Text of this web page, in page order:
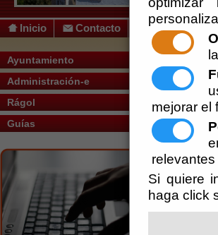
mejorar el
Si quiere
haga click
Inicio Contacto
Ayuntamiento
Administración-e
Rágol
Guías
Usted se
Escuchar
ACTA
Ayuntamiento
Empleo
[más